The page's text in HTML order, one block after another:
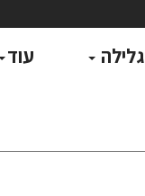
גלילה עוד